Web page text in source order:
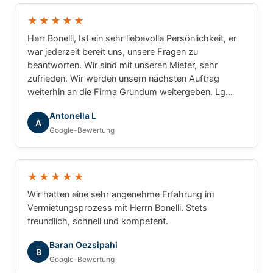
★★★★★
Herr Bonelli, Ist ein sehr liebevolle Persönlichkeit, er
war jederzeit bereit uns, unsere Fragen zu
beantworten. Wir sind mit unseren Mieter, sehr
zufrieden. Wir werden unsern nächsten Auftrag
weiterhin an die Firma Grundum weitergeben. Lg
A
Antonella L
Google-Bewertung
★★★★★
Wir hatten eine sehr angenehme Erfahrung im
Vermietungsprozess mit Herrn Bonelli. Stets
freundlich, schnell und kompetent.
B
Baran Oezsipahi
Google-Bewertung